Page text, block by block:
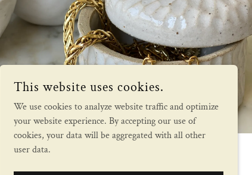
POWERED BY
This website uses cookies.
We use cookies to analyze website traffic and optimize
your website experience. By accepting our use of
cookies, your data will be aggregated with all other
user data.